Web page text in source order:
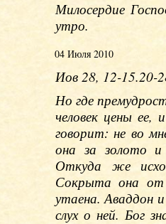
Милосердие
утро.
04 Июля 2010
Иов 28, 12-15.20-
Но где
человек цены ее,
говорит: не во
она за золото
Откуда же
Сокрыта она от
утаена. Аваддон
слух о ней. Бог